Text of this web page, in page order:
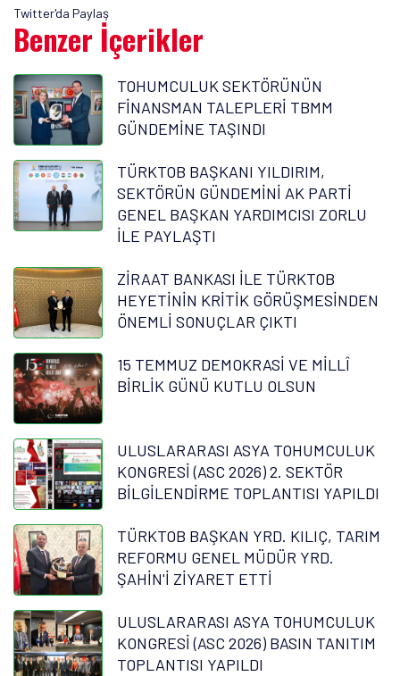
Twitter'da Paylaş
Benzer İçerikler
TOHUMCULUK SEKTÖRÜNÜN
FİNANSMAN TALEPLERİ TBMM
GÜNDEMİNE TAŞINDI
TÜRKTOB BAŞKANI YILDIRIM,
SEKTÖRÜN GÜNDEMİNİ AK PARTİ
GENEL BAŞKAN YARDIMCISI ZORLU
İLE PAYLAŞTI
ZİRAAT BANKASI İLE TÜRKTOB
HEYETİNİN KRİTİK GÖRÜŞMESİNDEN
ÖNEMLİ SONUÇLAR ÇIKTI
15 TEMMUZ DEMOKRASİ VE MİLLÎ
BİRLİK GÜNÜ KUTLU OLSUN
ULUSLARARASI ASYA TOHUMCULUK
KONGRESİ (ASC 2026) 2. SEKTÖR
BİLGİLENDİRME TOPLANTISI YAPILDI
TÜRKTOB BAŞKAN YRD. KILIÇ, TARIM
REFORMU GENEL MÜDÜR YRD.
ŞAHİN'İ ZİYARET ETTİ
ULUSLARARASI ASYA TOHUMCULUK
KONGRESİ (ASC 2026) BASIN TANITIM
TOPLANTISI YAPILDI